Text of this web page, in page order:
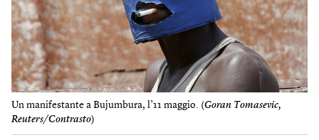
Un manifestante a Bujumbura, l’11 maggio. (Goran Tomasevic,
Reuters/Contrasto)